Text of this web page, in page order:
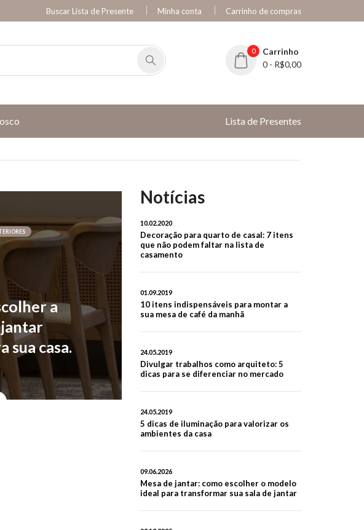
Buscar Lista de Presente Minha conta Carrinho de compras
0
Carrinho
0 - R$0,00
Lista de Presentes
a
sua casa.
Notícias
10.02.2020
Decoração para quarto de casal: 7 itens
que não podem faltar na lista de
casamento
01.09.2019
10 itens indispensáveis para montar a
sua mesa de café da manhã
24.05.2019
Divulgar trabalhos como arquiteto: 5
dicas para se diferenciar no mercado
24.05.2019
5 dicas de iluminação para valorizar os
ambientes da casa
09.06.2026
Mesa de jantar: como escolher o modelo
ideal para transformar sua sala de jantar